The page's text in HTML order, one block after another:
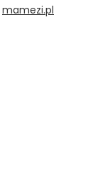
mamezi.pl